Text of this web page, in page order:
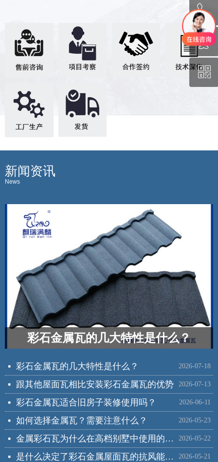
彩石金属瓦的几大特性是什么？
新闻资讯
News
2026-07-18
넷 彩石金属瓦的几大特性是什么？
2026-07-13
넷 跟其他屋面瓦相比安装彩石金属瓦的优势
2026-06-11
넷 彩石金属瓦适合旧房子装修使用吗？
2026-05-23
넷 如何选择金属瓦？需要注意什么？
2026-05-22
넷 金属彩石瓦为什么在高档别墅中使用的非常广泛？
2026-05-21
넷 是什么决定了彩石金属屋面瓦的抗风能力好？
回到顶部
ꂅ
130-1131-0692
ꁗ
QQꀥ